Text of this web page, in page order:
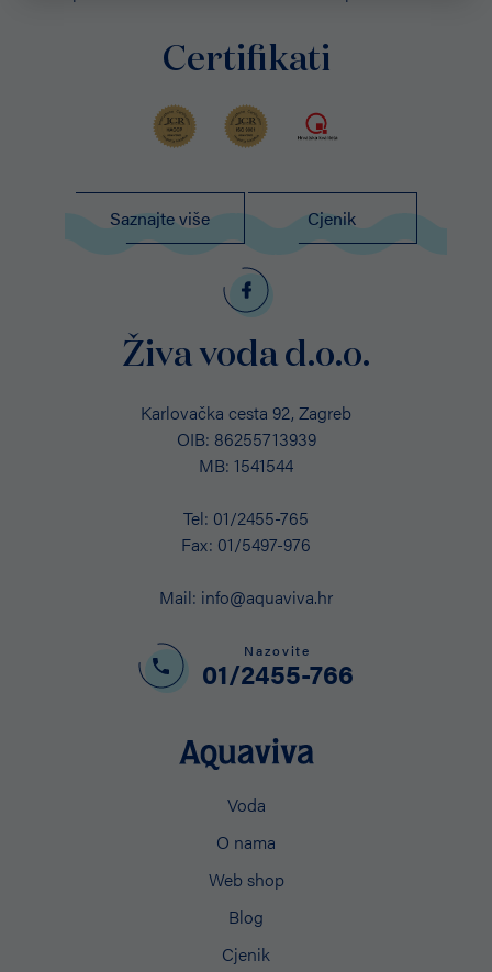
Certifikati
Saznajte više Cjenik
Živa voda d.o.o.
Karlovačka cesta 92, Zagreb
OIB: 86255713939
MB: 1541544
Tel: 01/2455-765
Fax: 01/5497-976
Mail: info@aquaviva.hr
Nazovite
01/2455-766
Voda
O nama
Web shop
Blog
Cjenik